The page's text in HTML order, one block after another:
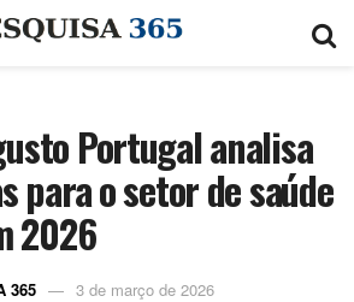
Portugal analisa
para o setor de saúde
2026
365 3 de março de 2026